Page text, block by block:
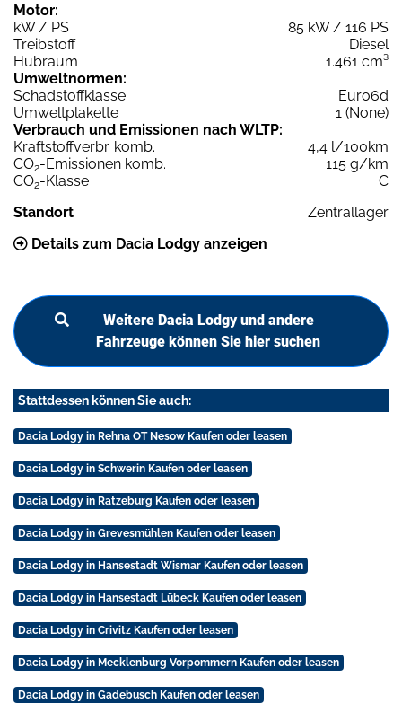
Motor:
kW / PS
85 kW / 116 PS
Treibstoff
Diesel
Hubraum
1.461 cm³
Umweltnormen:
Schadstoffklasse
Euro6d
Umweltplakette
1 (None)
Verbrauch und Emissionen nach WLTP:
Kraftstoffverbr. komb.
4,4 l/100km
CO2-Emissionen komb.
115 g/km
CO2-Klasse
C
Standort
Zentrallager
Details zum Dacia Lodgy anzeigen
Weitere Dacia Lodgy und andere
Fahrzeuge können Sie hier suchen
Stattdessen können Sie auch:
Dacia Lodgy in Rehna OT Nesow Kaufen oder leasen
Dacia Lodgy in Schwerin Kaufen oder leasen
Dacia Lodgy in Ratzeburg Kaufen oder leasen
Dacia Lodgy in Grevesmühlen Kaufen oder leasen
Dacia Lodgy in Hansestadt Wismar Kaufen oder leasen
Dacia Lodgy in Hansestadt Lübeck Kaufen oder leasen
Dacia Lodgy in Crivitz Kaufen oder leasen
Dacia Lodgy in Mecklenburg Vorpommern Kaufen oder leasen
Dacia Lodgy in Gadebusch Kaufen oder leasen